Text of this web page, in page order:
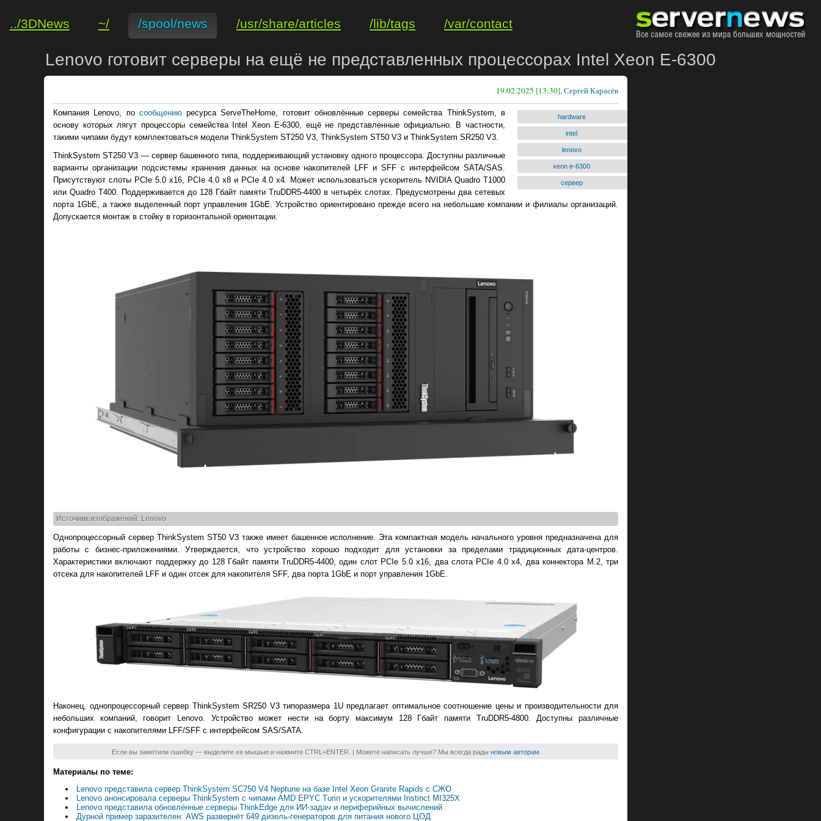
../3DNews ~/ /spool/news /usr/share/articles /lib/tags /var/contact
Lenovo готовит серверы на ещё не представленных процессорах Intel Xeon E-6300
19.02.2025 [13:30],Сергей Карасёв
hardware
intel
lenovo
xeon e-6300
сервер
Компания Lenovo, по сообщениюресурса ServeTheHome, готовит обновлённые серверы семейства ThinkSystem, в
основу которых лягут процессоры семейства Intel Xeon E-6300, ещё не представленные официально. В частности,
такими чипами будут комплектоваться модели ThinkSystem ST250 V3, ThinkSystem ST50 V3 и ThinkSystem SR250 V3.
ThinkSystem ST250 V3 — сервер башенного типа, поддерживающий установку одного процессора. Доступны различные
варианты организации подсистемы хранения данных на основе накопителей LFF и SFF с интерфейсом SATA/SAS.
Присутствуют слоты PCIe 5.0 x16, PCIe 4.0 x8 и PCIe 4.0 x4. Может использоваться ускоритель NVIDIA Quadro T1000
или Quadro T400. Поддерживается до 128 Гбайт памяти TruDDR5-4400 в четырёх слотах. Предусмотрены два сетевых
порта 1GbE, а также выделенный порт управления 1GbE. Устройство ориентировано прежде всего на небольшие компании и филиалы организаций.
Допускается монтаж в стойку в горизонтальной ориентации.
Источник изображений: Lenovo
Однопроцессорный сервер ThinkSystem ST50 V3 также имеет башенное исполнение. Эта компактная модель начального уровня предназначена для
работы с бизнес-приложениями. Утверждается, что устройство хорошо подходит для установки за пределами традиционных дата-центров.
Характеристики включают поддержку до 128 Гбайт памяти TruDDR5-4400, один слот PCIe 5.0 x16, два слота PCIe 4.0 x4, два коннектора M.2, три
отсека для накопителей LFF и один отсек для накопителя SFF, два порта 1GbE и порт управления 1GbE.
Наконец, однопроцессорный сервер ThinkSystem SR250 V3 типоразмера 1U предлагает оптимальное соотношение цены и производительности для
небольших компаний, говорит Lenovo. Устройство может нести на борту максимум 128 Гбайт памяти TruDDR5-4800. Доступны различные
конфигурации с накопителями LFF/SFF с интерфейсом SAS/SATA.
Если вы заметили ошибку — выделите ее мышью и нажмите CTRL+ENTER. | Можете написать лучше? Мы всегда рады новым авторам
Материалы по теме:
Lenovo представила сервер ThinkSystem SC750 V4 Neptune на базе Intel Xeon Granite Rapids с СЖО
Lenovo анонсировала серверы ThinkSystem с чипами AMD EPYC Turin и ускорителями Instinct MI325X
Lenovo представила обновлённые серверы ThinkEdge для ИИ-задач и периферийных вычислений
Дурной пример заразителен: AWS развернёт 649 дизель-генераторов для питания нового ЦОД